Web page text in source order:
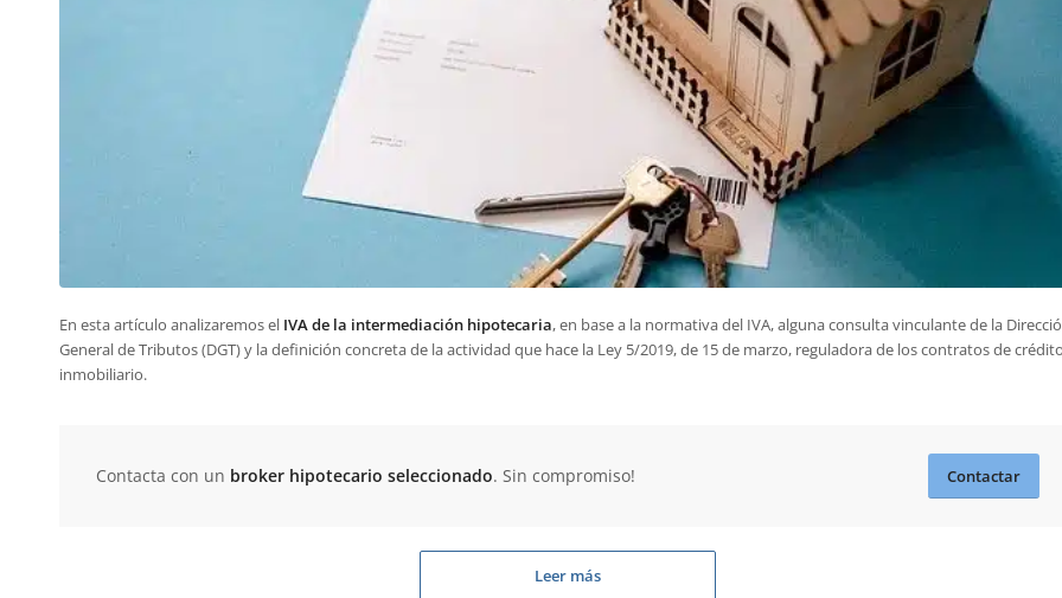
En esta artículo analizaremos el IVA de la intermediación hipotecaria, en base a la normativa del IVA, alguna consulta vinculante de la
General de Tributos (DGT) y la definición concreta de la actividad que hace la Ley 5/2019, de 15 de marzo, reguladora de los contratos de
inmobiliario.
Contacta con un broker hipotecario seleccionado. Sin compromiso! Contactar
Leer más